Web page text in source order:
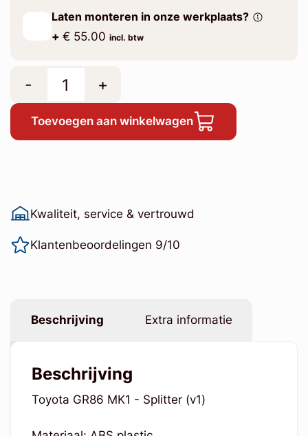
Laten monteren in onze werkplaats?
+ € 55.00 incl. btw
- +
Toevoegen aan winkelwagen
Kwaliteit, service & vertrouwd
Klantenbeoordelingen 9/10
Beschrijving Extra informatie
Beschrijving
Toyota GR86 MK1 - Splitter (v1)